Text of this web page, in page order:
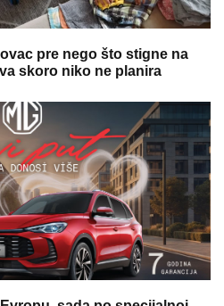
pre nego što stigne na
skoro niko ne planira